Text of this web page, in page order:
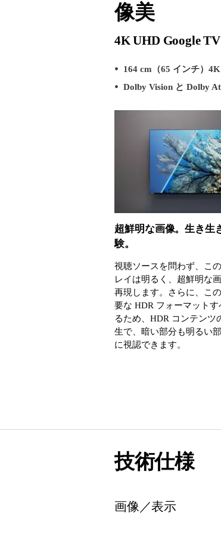
像美
4K UHD Google TV
164 cm（65 インチ）
Dolby Vision と Dolby
超鮮明な画像。生き生
験。
視聴ソースを問わず、こ
レイは明るく、超鮮明な
再現します。さらに、こ
要な HDR フォーマット
るため、HDR コンテンツ
生で、暗い部分も明るい
に視認できます。
技術仕様
画像／表示